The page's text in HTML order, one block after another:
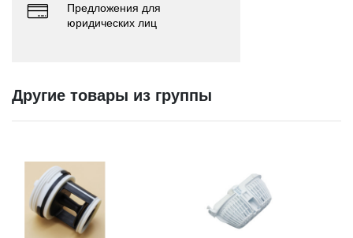
Предложения для
юридических лиц
Другие товары из группы